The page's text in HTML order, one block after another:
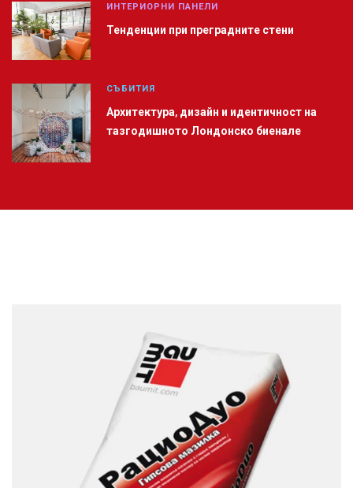
ИНТЕРИОРНИ ПАНЕЛИ
Тенденции при преградните стени
СЪБИТИЯ
Архитектура, дизайн и идентичност на
тазгодишното Лондонско биенале